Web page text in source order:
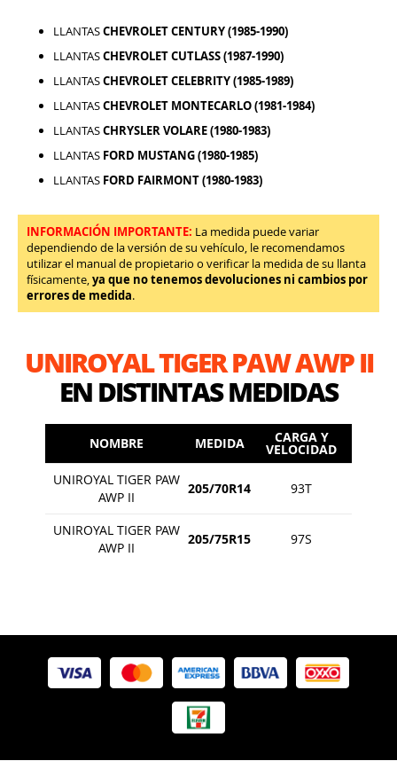
LLANTASCHEVROLET CENTURY (1985-1990)
LLANTASCHEVROLET CUTLASS (1987-1990)
LLANTASCHEVROLET CELEBRITY (1985-1989)
LLANTASCHEVROLET MONTECARLO (1981-1984)
LLANTASCHRYSLER VOLARE (1980-1983)
LLANTAS FORD MUSTANG (1980-1985)
LLANTAS FORD FAIRMONT (1980-1983)
INFORMACIÓN IMPORTANTE: La medida puede variar
dependiendo de la versión de su vehículo, le recomendamos
utilizar el manual de propietario o verificar la medida de su llanta
físicamente,ya que no tenemos devoluciones ni cambios por
errores de medida.
UNIROYAL TIGER PAW AWP II
EN DISTINTAS MEDIDAS
NOMBRE MEDIDA CARGA Y
VELOCIDAD
UNIROYAL TIGER PAW
AWP II
205/70R14 93T
UNIROYAL TIGER PAW
AWP II
205/75R15 97S